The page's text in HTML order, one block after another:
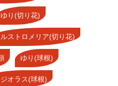
ゆり(切り花)
ストロメリア(切り花)
ゆり(球根)
オラス(球根)